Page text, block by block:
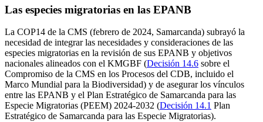
Las especies migratorias en las EPANB
La COP14 de la CMS (febrero de 2024, Samarcanda) subrayó la
necesidad de integrar las necesidades y consideraciones de las
especies migratorias en la revisión de sus EPANB y objetivos
nacionales alineados con el KMGBF (Decisión 14.6 sobre el
Compromiso de la CMS en los Procesos del CDB, incluido el
Marco Mundial para la Biodiversidad) y de asegurar los vínculos
entre las EPANB y el Plan Estratégico de Samarcanda para las
Especie Migratorias (PEEM) 2024-2032 (Decisión 14.1 Plan
Estratégico de Samarcanda para las Especie Migratorias).